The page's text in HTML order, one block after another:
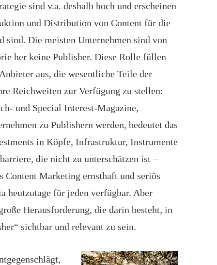
sind v.a. deshalb hoch und erscheinen
und Distribution von Content für die
sind. Die meisten Unternehmen sind von
her keine Publisher. Diese Rolle füllen
aus, die wesentliche Teile der
Reichweiten zur Verfügung zu stellen:
und Special Interest-Magazine,
zu Publishern werden, bedeutet das
in Köpfe, Infrastruktur, Instrumente
die nicht zu unterschätzen ist –
Content Marketing ernsthaft und seriös
heutzutage für jeden verfügbar. Aber
Herausforderung, die darin besteht, in
sichtbar und relevant zu sein.